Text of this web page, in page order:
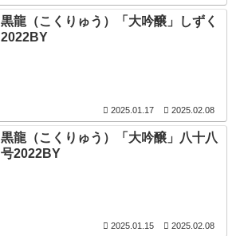
黒龍（こくりゅう）「大吟醸」しずく
2022BY
2025.01.17 2025.02.08
黒龍（こくりゅう）「大吟醸」八十八
号2022BY
2025.01.15 2025.02.08